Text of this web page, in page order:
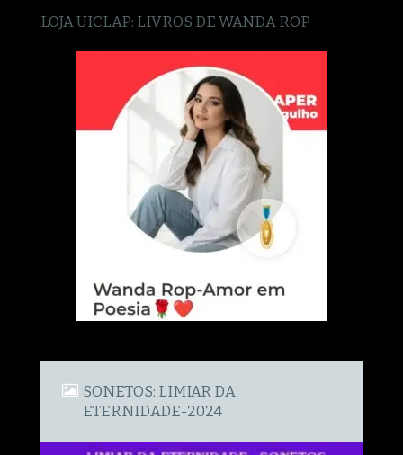
LOJA UICLAP: LIVROS DE WANDA ROP
SONETOS: LIMIAR DA
ETERNIDADE-2024